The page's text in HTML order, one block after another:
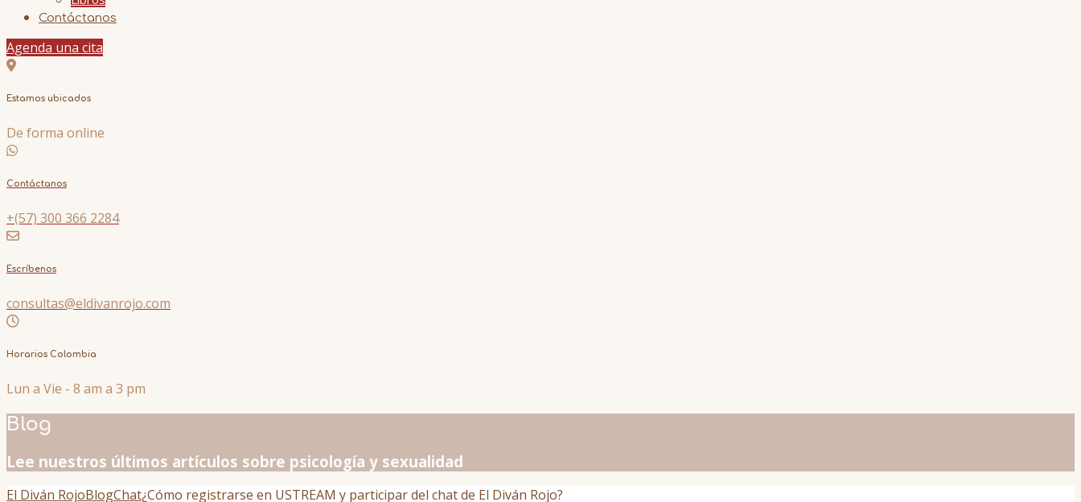
Contáctanos
Agenda una cita
Estamos ubicados
De forma online
Contáctanos
+(57) 300 366 2284
Escríbenos
consultas@eldivanrojo.com
Horarios Colombia
Lun a Vie - 8 am a 3 pm
Blog
Lee nuestros últimos artículos sobre psicología y sexualidad
El Diván RojoBlogChat¿Cómo registrarse en USTREAM y participar del chat de El Diván Rojo?